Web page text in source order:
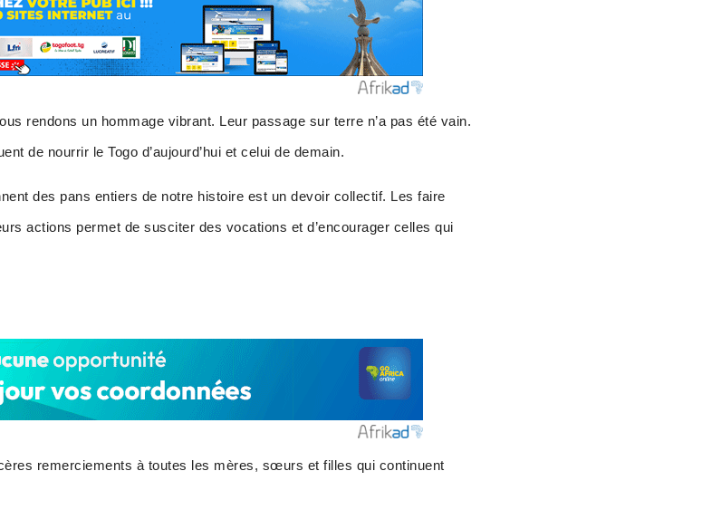
rendons un hommage vibrant. Leur passage sur terre n’a pas été vain.
de nourrir le Togo d’aujourd’hui et celui de demain.
des pans entiers de notre histoire est un devoir collectif. Les faire
actions permet de susciter des vocations et d’encourager celles qui
remerciements à toutes les mères, sœurs et filles qui continuent